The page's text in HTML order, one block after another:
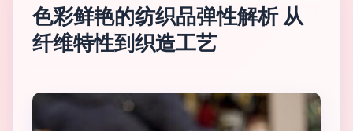
色彩鲜艳的纺织品弹性解析 从
纤维特性到织造工艺